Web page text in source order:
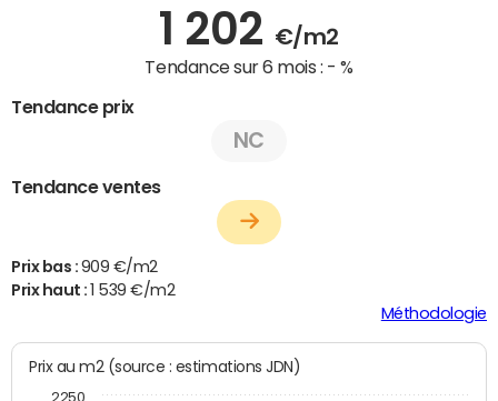
1 202 €/m2
Tendance sur 6 mois : - %
Tendance prix
NC
Tendance ventes
Prix bas : 909 €/m2
Prix haut :1 539 €/m2
Méthodologie
Prix au m2 (source : estimations JDN)
2250